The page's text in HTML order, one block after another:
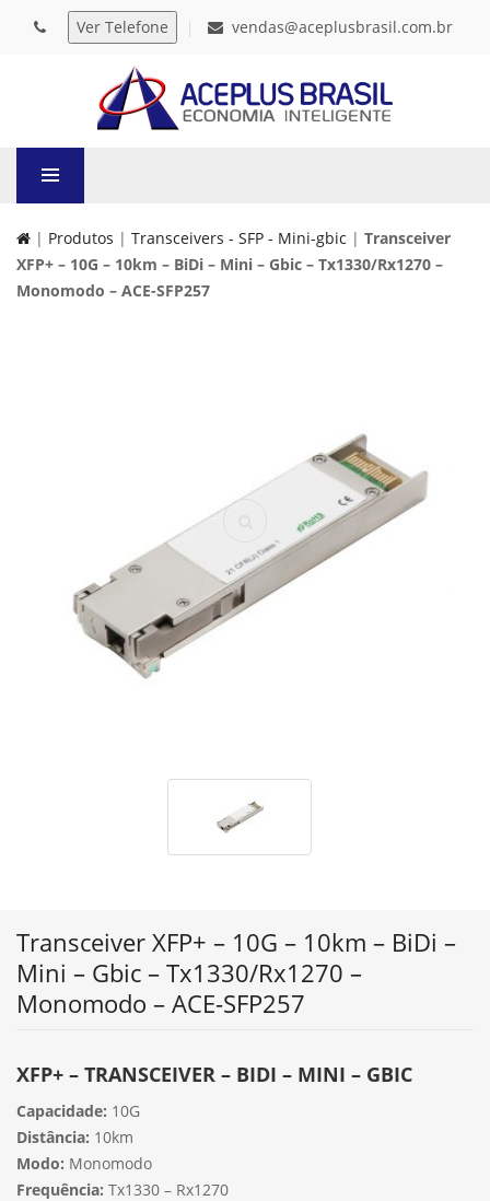
vendas@aceplusbrasil.com.br
| Produtos | Transceivers - SFP - Mini-gbic | Transceiver
XFP+ – 10G – 10km – BiDi – Mini – Gbic – Tx1330/Rx1270 –
Monomodo – ACE-SFP257
Transceiver XFP+ – 10G – 10km – BiDi –
Mini – Gbic – Tx1330/Rx1270 –
Monomodo – ACE-SFP257
XFP+ – TRANSCEIVER – BIDI – MINI – GBIC
Capacidade: 10G
Distância: 10km
Modo: Monomodo
Frequência: Tx1330 – Rx1270